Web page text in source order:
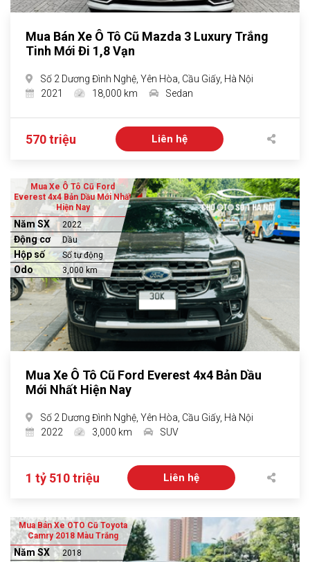
Mua Bán Xe Ô Tô Cũ Mazda 3 Luxury Trắng
Tinh Mới Đi 1,8 Vạn
Số 2 Dương Đình Nghệ, Yên Hòa, Cầu Giấy, Hà Nội
2021
18,000 km Sedan
570 triệu Liên hệ
Mua Xe Ô Tô Cũ Ford
Everest 4x4 Bản Dầu Mới Nhất
Hiện Nay
Năm SX 2022
Động cơ Dầu
Hộp số Số tự động
Odo 3,000 km
Mua Xe Ô Tô Cũ Ford Everest 4x4 Bản Dầu
Mới Nhất Hiện Nay
Số 2 Dương Đình Nghệ, Yên Hòa, Cầu Giấy, Hà Nội
2022
3,000 km SUV
1 tỷ 510 triệu Liên hệ
Mua Bán Xe OTO Cũ Toyota
Camry 2018 Màu Trắng
Năm SX 2018